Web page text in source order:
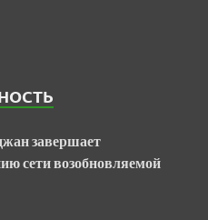
завершает
сети возобновляемой